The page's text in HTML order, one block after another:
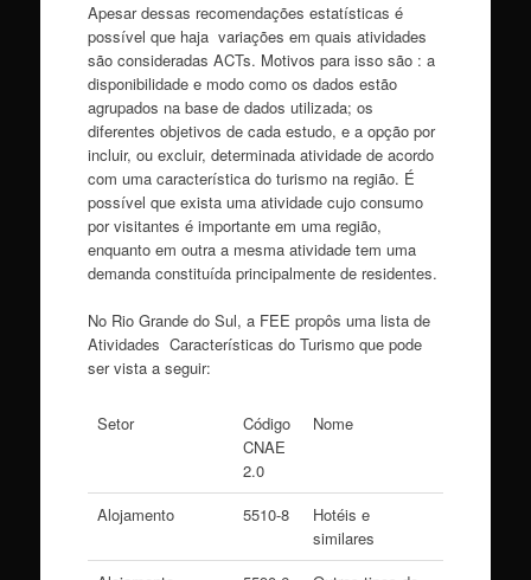
Apesar dessas recomendações estatísticas é
possível que haja variações em quais atividades
são consideradas ACTs. Motivos para isso são : a
disponibilidade e modo como os dados estão
agrupados na base de dados utilizada; os
diferentes objetivos de cada estudo, e a opção por
incluir, ou excluir, determinada atividade de acordo
com uma característica do turismo na região. É
possível que exista uma atividade cujo consumo
por visitantes é importante em uma região,
enquanto em outra a mesma atividade tem uma
demanda constituída principalmente de residentes.
No Rio Grande do Sul, a FEE propôs uma lista de
Atividades Características do Turismo que pode
ser vista a seguir:
Setor
Código
CNAE
2.0
Nome
Alojamento 5510-8
Hotéis e
similares